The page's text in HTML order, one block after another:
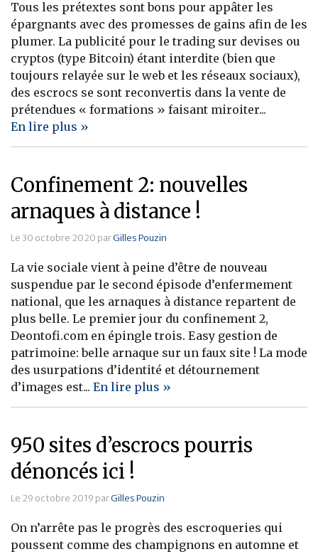
Tous les prétextes sont bons pour appâter les
épargnants avec des promesses de gains afin de les
plumer. La publicité pour le trading sur devises ou
cryptos (type Bitcoin) étant interdite (bien que
toujours relayée sur le web et les réseaux sociaux),
des escrocs se sont reconvertis dans la vente de
prétendues « formations » faisant miroiter...
En lire plus »
Confinement 2: nouvelles
arnaques à distance !
Le 30 octobre 2020 parGilles Pouzin
La vie sociale vient à peine d’être de nouveau
suspendue par le second épisode d’enfermement
national, que les arnaques à distance repartent de
plus belle. Le premier jour du confinement 2,
Deontofi.com en épingle trois. Easy gestion de
patrimoine: belle arnaque sur un faux site ! La mode
des usurpations d’identité et détournement
d’images est... En lire plus »
950 sites d’escrocs pourris
dénoncés ici !
Le 29 octobre 2019 parGilles Pouzin
On n’arrête pas le progrès des escroqueries qui
poussent comme des champignons en automne et